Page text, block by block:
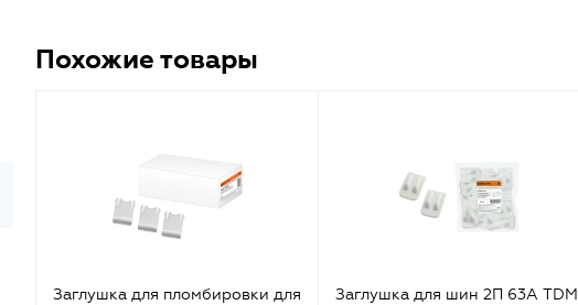
Похожие товары
Заглушка для пломбировки для
Заглушка для шин 2П 63А TDM